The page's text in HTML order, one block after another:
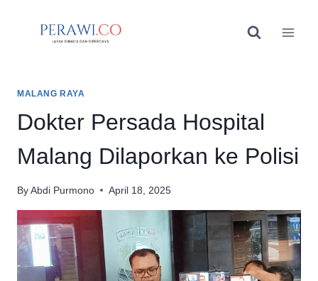
MALANG RAYA
Dokter Persada Hospital
Malang Dilaporkan ke Polisi
By Abdi Purmono April 18, 2025